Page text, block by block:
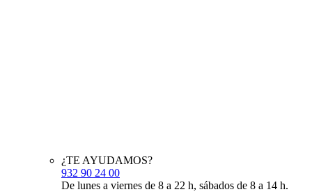
¿TE AYUDAMOS?
932 90 24 00
De lunes a viernes de 8 a 22 h, sábados de 8 a 14 h.